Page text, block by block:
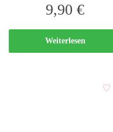
9,90€
Weiterlesen